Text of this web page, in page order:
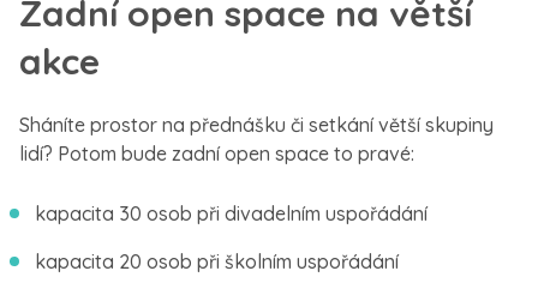
Zadní open space na větší
akce
Sháníte prostor na přednášku či setkání větší skupiny
lidí? Potom bude zadní open space to pravé:
kapacita 30 osob při divadelním uspořádání
kapacita 20 osob při školním uspořádání